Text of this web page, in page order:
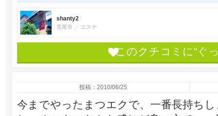
shanty2
荒尾市 エステ
このクチコミに“ぐ
投稿：2010/06/25
今までやったまつエクで、一番長持ち